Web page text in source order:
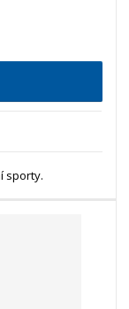
sporty.